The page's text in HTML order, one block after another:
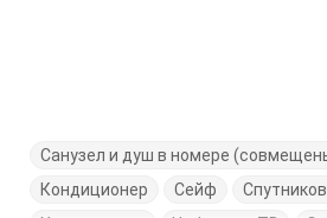
Санузел и душ в номере
Кондиционер
Сейф